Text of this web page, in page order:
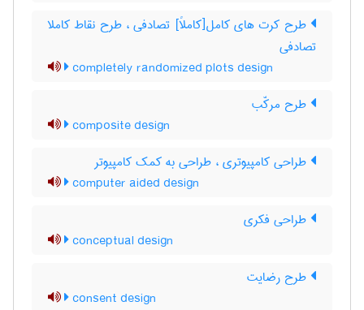
طرح کرت های کامل[کاملاً] تصادفی ، طرح نقاط کاملا
تصادفی
completely randomized plots design
طرح مرکّب
composite design
طراحی کامپیوتری ، طراحی به کمک کامپیوتر
computer aided design
طراحی فکری
conceptual design
طرح رضایت
consent design